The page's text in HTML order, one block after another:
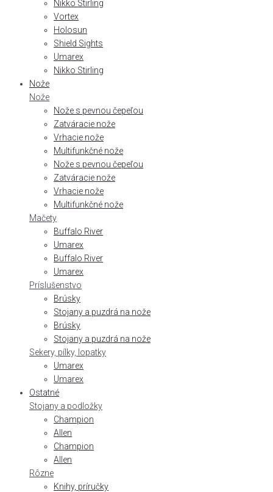
Nikko Stirling
Vortex
Holosun
Shield Sights
Umarex
Nikko Stirling
Nože
Nože
Nože s pevnou čepeľou
Zatváracie nože
Vrhacie nože
Multifunkčné nože
Nože s pevnou čepeľou
Zatváracie nože
Vrhacie nože
Multifunkčné nože
Mačety
Buffalo River
Umarex
Buffalo River
Umarex
Príslušenstvo
Brúsky
Stojany a puzdrá na nože
Brúsky
Stojany a puzdrá na nože
Sekery, pílky, lopatky
Umarex
Umarex
Ostatné
Stojany a podložky
Champion
Allen
Champion
Allen
Rôzne
Knihy, príručky